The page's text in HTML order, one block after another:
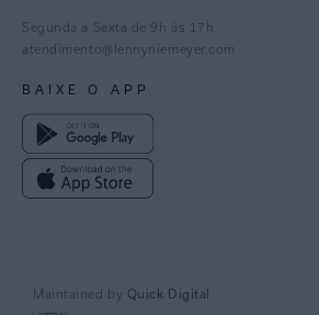
Linkedin
Segunda a Sexta de 9h às 17h
atendimento@lennyniemeyer.com
BAIXE O APP
Maintained by Quick Digital